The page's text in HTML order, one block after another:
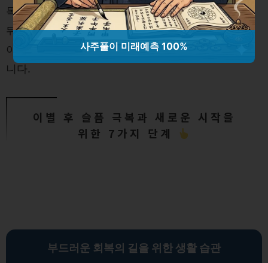
목발 사용 시에는 양쪽으로 체중을 분산시키고, 발의
뒤꿈치부터 천천히 디디면서 걷는 것이 중요합니다.
이는 발가락에 가해지는 부담을 줄이는 데 도움이 됩
니다.
이별 후 슬픔 극복과 새로운 시작을
위한 7가지 단계
부드러운 회복의 길을 위한 생활 습관
사주풀이 미래예측 100%